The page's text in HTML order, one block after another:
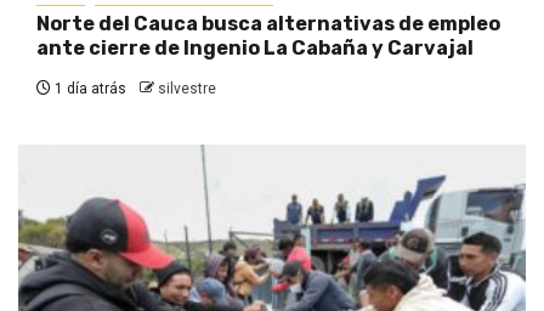
Norte del Cauca busca alternativas de empleo
ante cierre de Ingenio La Cabaña y Carvajal
1 día atrás silvestre